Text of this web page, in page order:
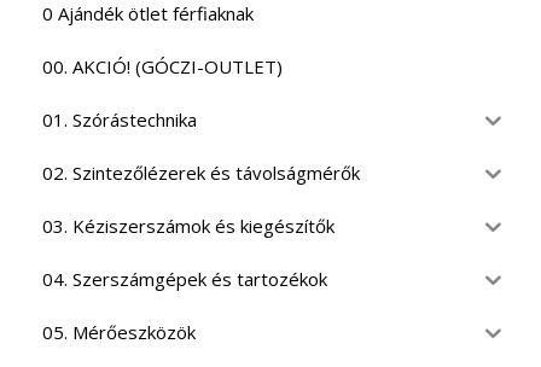
0 Ajándék ötlet férfiaknak
00. AKCIÓ! (GÓCZI-OUTLET)
01. Szórástechnika
02. Szintezőlézerek és távolságmérők
03. Kéziszerszámok és kiegészítők
04. Szerszámgépek és tartozékok
05. Mérőeszközök